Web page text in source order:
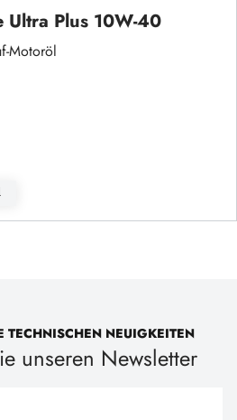
Plus 10W-40
Motoröl
TECHNISCHEN NEUIGKEITEN
unseren Newsletter